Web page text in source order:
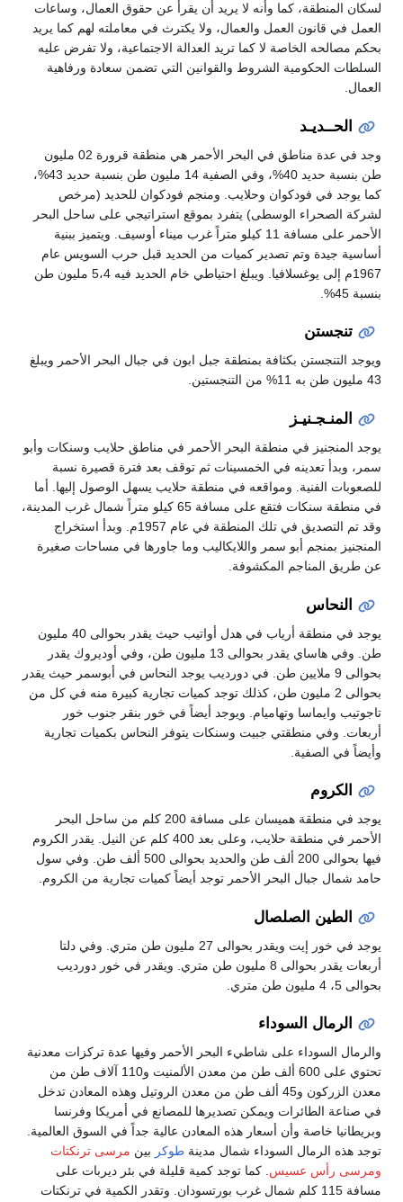
لسكان المنطقة، كما وأنه لا يريد أن يقرأ عن حقوق العمال، وساعات
العمل في قانون العمل والعمال، ولا يكترث في معاملته لهم كما يريد
بحكم مصالحه الخاصة لا كما تريد العدالة الاجتماعية، ولا تفرض عليه
السلطات الحكومية الشروط والقوانين التي تضمن سعادة ورفاهية
العمال.
الحــديـد
وجد في عدة مناطق في البحر الأحمر هي منطقة قرورة 02 مليون
طن بنسبة حديد 40%، وفي الصفية 14 مليون طن بنسبة حديد 43%،
كما يوجد في فودكوان وحلايب. ومنجم فودكوان للحديد (مرخص
لشركة الصحراء الوسطى) يتفرد بموقع استراتيجي على ساحل البحر
الأحمر على مسافة 11 كيلو متراً غرب ميناء أوسيف. ويتميز ببنية
أساسية جيدة وتم تصدير كميات من الحديد قبل حرب السويس عام
1967م إلى يوغسلافيا. ويبلغ احتياطي خام الحديد فيه 5،4 مليون طن
بنسبة 45%.
تنجستن
ويوجد التنجستن بكثافة بمنطقة جبل ابون في جبال البحر الأحمر ويبلغ
43 مليون طن به 11% من التنجستين.
المنـجـنيـز
يوجد المنجنيز في منطقة البحر الأحمر في مناطق حلايب وسنكات وأبو
سمر، وبدأ تعدينه في الخمسينات ثم توقف بعد فترة قصيرة نسبة
للصعوبات الفنية. ومواقعه في منطقة حلايب يسهل الوصول إليها. أما
في منطقة سنكات فتقع على مسافة 65 كيلو متراً شمال غرب المدينة،
وقد تم التصديق في تلك المنطقة في عام 1957م. وبدأ استخراج
المنجنيز بمنجم أبو سمر واللايكاليب وما جاورها في مساحات صغيرة
عن طريق المناجم المكشوفة.
النحاس
يوجد في منطقة أرياب في هدل أواتيب حيث يقدر بحوالى 40 مليون
طن. وفي هاساي يقدر بحوالى 13 مليون طن، وفي أوديروك يقدر
بحوالى 9 ملايين طن. في دورديب يوجد النحاس في أبوسمر حيث يقدر
بحوالى 2 مليون طن، كذلك توجد كميات تجارية كبيرة منه في كل من
تاجوتيب وايماسا وتهاميام. ويوجد أيضاً في خور بنقر جنوب خور
أربعات. وفي منطقتي جبيت وسنكات يتوفر النحاس بكميات تجارية
وأيضاً في الصفية.
الكروم
يوجد في منطقة هميسان على مسافة 200 كلم من ساحل البحر
الأحمر في منطقة حلايب، وعلى بعد 400 كلم عن النيل. يقدر الكروم
فيها بحوالى 200 ألف طن والحديد بحوالى 500 ألف طن. وفي سول
حامد شمال جبال البحر الأحمر توجد أيضاً كميات تجارية من الكروم.
الطين الصلصال
يوجد في خور إيت ويقدر بحوالى 27 مليون طن متري. وفي دلتا
أربعات يقدر بحوالى 8 مليون طن متري. ويقدر في خور دورديب
بحوالى 5، 4 مليون طن متري.
الرمال السوداء
والرمال السوداء على شاطيء البحر الأحمر وفيها عدة تركزات معدنية
تحتوي على 600 ألف طن من معدن الألمنيت و110 آلاف طن من
معدن الزركون و45 ألف طن من معدن الروتيل وهذه المعادن تدخل
في صناعة الطائرات ويمكن تصديرها للمصانع في أمريكا وفرنسا
وبريطانيا خاصة وأن أسعار هذه المعادن عالية جداً في السوق العالمية.
توجد هذه الرمال السوداء شمال مدينة طوكر بين مرسى ترنكتات
ومرسى رأس عسيس. كما توجد كمية قليلة في بئر ديربات على
مسافة 115 كلم شمال غرب بورتسودان. وتقدر الكمية في ترنكتات